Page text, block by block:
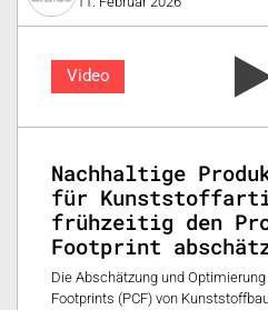
Video
Nachhaltige
für
frühzeitig den
Footprint
Die Abschätzung und
Footprints (PCF) von